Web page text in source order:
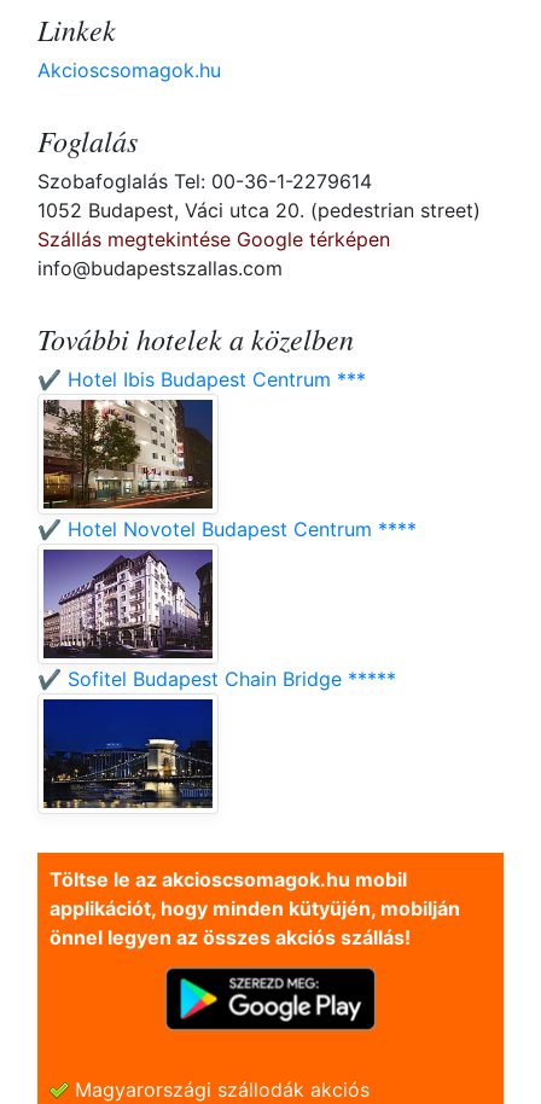
Linkek
Akcioscsomagok.hu
Foglalás
Szobafoglalás Tel: 00-36-1-2279614
1052 Budapest, Váci utca 20. (pedestrian street)
Szállás megtekintése Google térképen
info@budapestszallas.com
További hotelek a közelben
✔️ Hotel Ibis Budapest Centrum ***
✔️ Hotel Novotel Budapest Centrum ****
✔️ Sofitel Budapest Chain Bridge *****
Töltse le az akcioscsomagok.hu mobil
applikációt, hogy minden kütyüjén, mobilján
önnel legyen az összes akciós szállás!
Magyarországi szállodák akciós